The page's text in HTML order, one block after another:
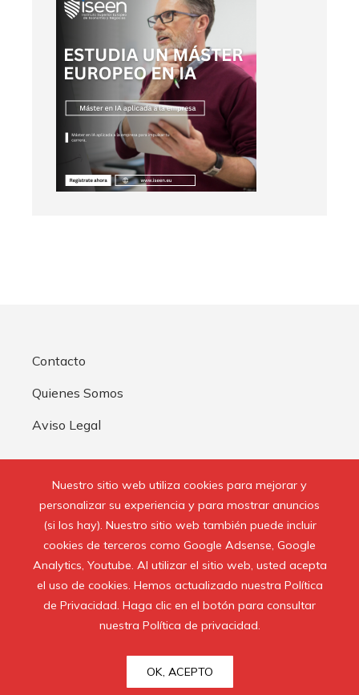
Nuestro sitio web utiliza cookies para mejorar y
personalizar su experiencia y para mostrar anuncios
(si los hay). Nuestro sitio web también puede incluir
cookies de terceros como Google Adsense, Google
Analytics, Youtube. Al utilizar el sitio web, usted acepta
el uso de cookies. Hemos actualizado nuestra Política
de Privacidad. Haga clic en el botón para consultar
nuestra Política de privacidad.
OK, ACEPTO
Contacto
Quienes Somos
Aviso Legal
© 2020 Todos los derechos reservados.